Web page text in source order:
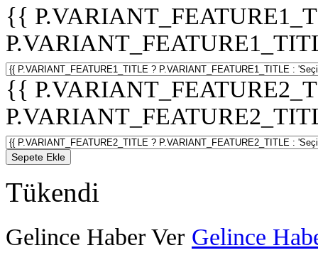
{{
{{
Sepete Ekle
Tükendi
Gelince Haber Ver Gelince